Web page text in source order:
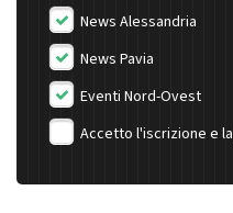
News Alessandria
News Pavia
Eventi Nord-Ovest
Accetto l'iscrizione e la